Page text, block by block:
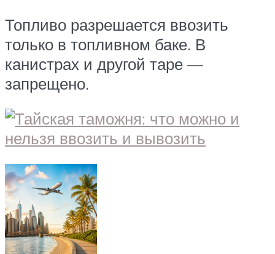
Топливо разрешается ввозить
только в топливном баке. В
канистрах и другой таре —
запрещено.